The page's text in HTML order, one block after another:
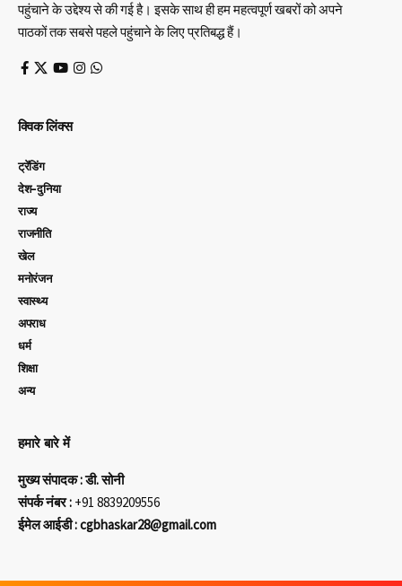
पहुंचाने के उद्देश्य से की गई है। इसके साथ ही हम महत्वपूर्ण खबरों को अपने
पाठकों तक सबसे पहले पहुंचाने के लिए प्रतिबद्ध हैं।
क्विक लिंक्स
ट्रेंडिंग
देश-दुनिया
राज्य
राजनीति
खेल
मनोरंजन
स्वास्थ्य
अपराध
धर्म
शिक्षा
अन्य
हमारे बारे में
मुख्य संपादक : डी. सोनी
संपर्क नंबर : +91 8839209556
ईमेल आईडी : cgbhaskar28@gmail.com